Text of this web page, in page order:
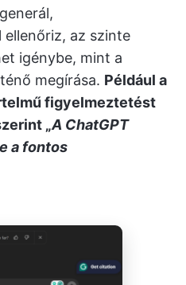
ellenőriz, az szinte
igénybe, mint a
megírása. Például a
figyelmeztetést
„A ChatGPT
a fontos